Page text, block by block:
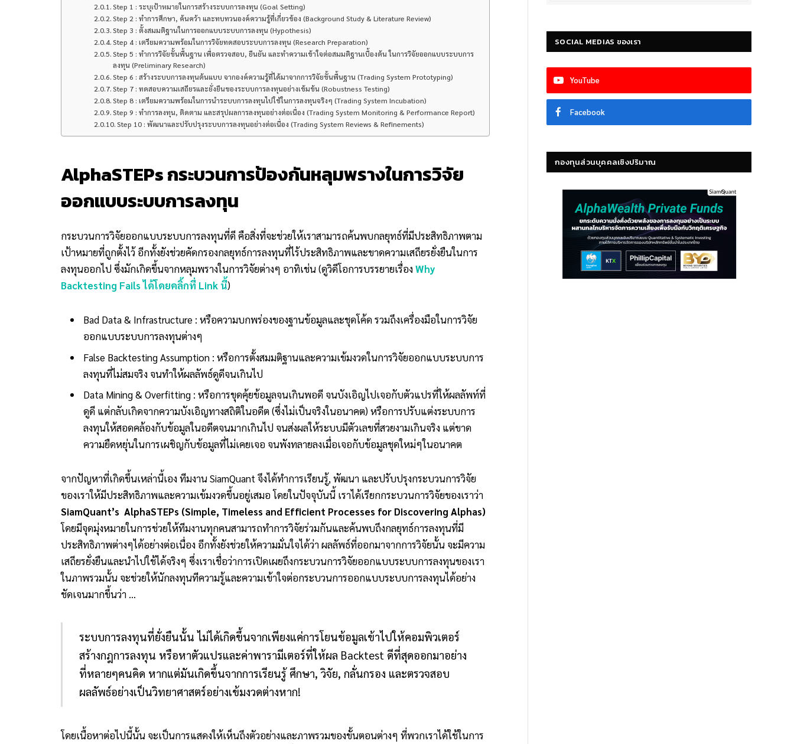
Step 1 : ระบุเป้าหมายในการสร้างระบบการลงทุน (Goal Setting)
Step 2 : ทำการศึกษา, ค้นคว้า และทบทวนองค์ความรู้ที่เกี่ยวข้อง (Background Study & Literature Review)
Step 3 : ตั้งสมมติฐานในการออกแบบระบบการลงทุน (Hypothesis)
Step 4 : เตรียมความพร้อมในการวิจัยทดสอบระบบการลงทุน (Research Preparation)
Step 5 : ทำการวิจัยขั้นพื้นฐาน เพื่อตรวจสอบ, ยืนยัน และทำความเข้าใจต่อสมมติฐานเบื้องต้น ในการวิจัยออกแบบระบบการ
ลงทุน (Preliminary Research)
Step 6 : สร้างระบบการลงทุนต้นแบบ จากองค์ความรู้ที่ได้มาจากการวิจัยขั้นพื้นฐาน (Trading System Prototyping)
Step 7 : ทดสอบความเสถียรและยั่งยืนของระบบการลงทุนอย่างเข้มข้น (Robustness Testing)
Step 8 : เตรียมความพร้อมในการนำระบบการลงทุนไปใช้ในการลงทุนจริงๆ (Trading System Incubation)
Step 9 : ทำการลงทุน, ติดตาม และสรุปผลการลงทุนอย่างต่อเนื่อง (Trading System Monitoring & Performance Report)
Step 10 : พัฒนาและปรับปรุงระบบการลงทุนอย่างต่อเนื่อง (Trading System Reviews & Refinements)
AlphaSTEPs กระบวนการป้องกันหลุมพรางในการวิจัย
ออกแบบระบบการลงทุน
กระบวนการวิจัยออกแบบระบบการลงทุนที่ดี คือสิ่งที่จะช่วยให้เราสามารถค้นพบกลยุทธ์ที่มีประสิทธิภาพตาม
เป้าหมายที่ถูกตั้งไว้ อีกทั้งยังช่วยคัดกรองกลยุทธ์การลงทุนที่ไร้ประสิทธิภาพและขาดความเสถียรยั่งยืนในการ
ลงทุนออกไป ซึ่งมักเกิดขึ้นจากหลุมพรางในการวิจัยต่างๆ อาทิเช่น (ดูวิดีโอการบรรยายเรื่องWhy
Backtesting Fails ได้โดยคลิ้กที่ Link นี้)
Bad Data & Infrastructure : หรือความบกพร่องของฐานข้อมูลและชุดโค้ด รวมถึงเครื่องมือในการวิจัย
ออกแบบระบบการลงทุนต่างๆ
False Backtesting Assumption : หรือการตั้งสมมติฐานและความเข้มงวดในการวิจัยออกแบบระบบการ
ลงทุนที่ไม่สมจริง จนทำให้ผลลัพธ์ดูดีจนเกินไป
Data Mining & Overfitting : หรือการขุดคุ้ยข้อมูลจนเกินพอดี จนบังเอิญไปเจอกับตัวแปรที่ให้ผลลัพท์ที่
ดูดี แต่กลับเกิดจากความบังเอิญทางสถิติในอดีต (ซึ่งไม่เป็นจริงในอนาคต) หรือการปรับแต่งระบบการ
ลงทุนให้สอดคล้องกับข้อมูลในอดีตจนมากเกินไป จนส่งผลให้ระบบมีตัวเลขที่สวยงามเกินจริง แต่ขาด
ความยืดหยุ่นในการเผชิญกับข้อมูลที่ไม่เคยเจอ จนพังทลายลงเมื่อเจอกับข้อมูลชุดใหม่ๆในอนาคต
จากปัญหาที่เกิดขึ้นเหล่านี้เอง ทีมงาน SiamQuant จึงได้ทำการเรียนรู้, พัฒนา และปรับปรุงกระบวนการวิจัย
ของเราให้มีประสิทธิภาพและความเข้มงวดขึ้นอยู่เสมอ โดยในปัจจุบันนี้ เราได้เรียกกระบวนการวิจัยของเราว่า
SiamQuant’s AlphaSTEPs (Simple, Timeless and Efficient Processes for Discovering Alphas)
โดยมีจุดมุ่งหมายในการช่วยให้ทีมงานทุกคนสามารถทำการวิจัยร่วมกันและค้นพบถึงกลยุทธ์การลงทุนที่มี
ประสิทธิภาพต่างๆได้อย่างต่อเนื่อง อีกทั้งยังช่วยให้ความมั่นใจได้ว่า ผลลัพธ์ที่ออกมาจากการวิจัยนั้น จะมีความ
เสถียรยั่งยืนและนำไปใช้ได้จริงๆ ซึ่งเราเชื่อว่าการเปิดเผยถึงกระบวนการวิจัยออกแบบระบบการลงทุนของเรา
ในภาพรวมนั้น จะช่วยให้นักลงทุนทีความรู้และความเข้าใจต่อกระบวนการออกแบบระบบการลงทุนได้อย่าง
ชัดเจนมากขึ้นว่า …
ระบบการลงทุนที่ยั่งยืนนั้น ไม่ได้เกิดขึ้นจากเพียงแค่การโยนข้อมูลเข้าไปให้คอมพิวเตอร์
สร้างกฎการลงทุน หรือหาตัวแปรและค่าพารามีเตอร์ที่ให้ผล Backtest ดีที่สุดออกมาอย่าง
ที่หลายๆคนคิด หากแต่มันเกิดขึ้นจากการเรียนรู้ ศึกษา, วิจัย, กลั่นกรอง และตรวจสอบ
ผลลัพธ์อย่างเป็นวิทยาศาสตร์อย่างเข้มงวดต่างหาก!
โดยเนื้อหาต่อไปนี้นั้น จะเป็นการแสดงให้เห็นถึงตัวอย่างและภาพรวมของขั้นตอนต่างๆ ที่พวกเราได้ใช้ในการ
SOCIAL MEDIAS ของเรา
YouTube
Facebook
กองทุนส่วนบุคคลเชิงปริมาณ